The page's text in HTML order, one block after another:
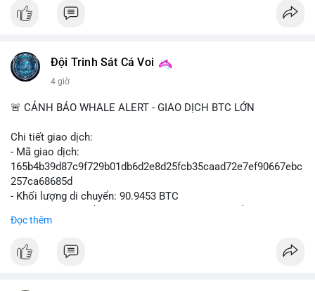
Đội Trinh Sát Cá Voi
4 giờ
🚨 CẢNH BÁO WHALE ALERT - GIAO DỊCH BTC LỚN
Chi tiết giao dịch:
- Mã giao dịch:
165b4b39d87c9f729b01db6d2e8d25fcb35caad72e7ef90667ebc
257ca68685d
- Khối lượng di chuyển: 90.9453 BTC
USD)
Đọc thêm